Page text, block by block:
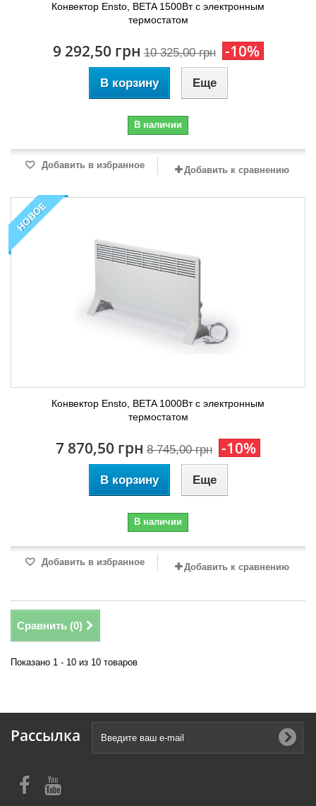
Конвектор Ensto, BETA 1500Вт с электронным
термостатом
9 292,50 грн 10 325,00 грн -10%
В корзину Еще
В наличии
Добавить в избранное Добавить к сравнению
НОВОЕ
Конвектор Ensto, BETA 1000Вт с электронным
термостатом
7 870,50 грн 8 745,00 грн -10%
В корзину Еще
В наличии
Добавить в избранное Добавить к сравнению
Сравнить (0)
Показано 1 - 10 из 10 товаров
Рассылка